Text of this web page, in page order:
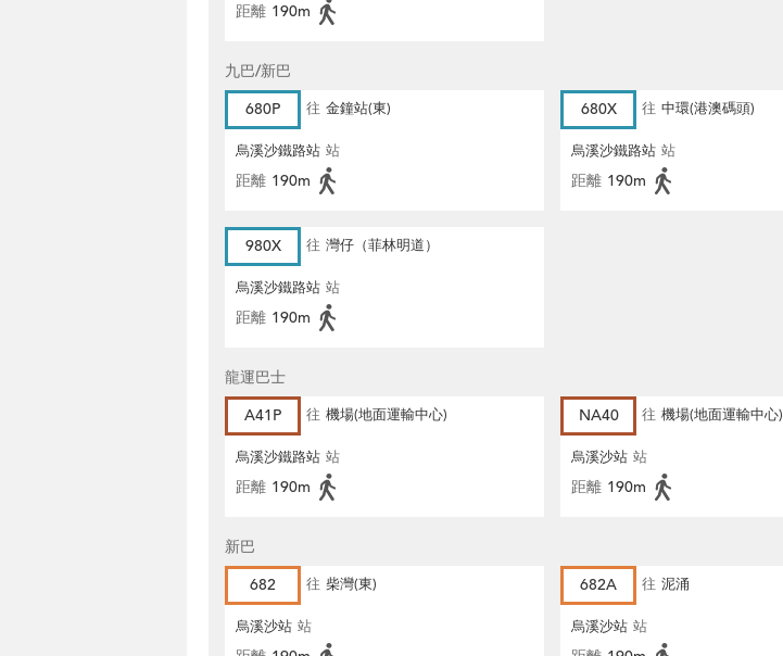
距離 190m
九巴/新巴
680P
往 金鐘站(東)
烏溪沙鐵路站 站
距離 190m
680X 往 中環(港澳碼頭)
烏溪沙鐵路站 站
距離 190m
980X 往 灣仔（菲林明道）
烏溪沙鐵路站 站
距離 190m
龍運巴士
A41P
往 機場(地面運輸中心)
烏溪沙鐵路站 站
距離 190m
NA40 往 機場(地面運輸中心)
烏溪沙站 站
距離 190m
新巴
682
往 柴灣(東)
烏溪沙站 站
682A 往 泥涌
烏溪沙站 站